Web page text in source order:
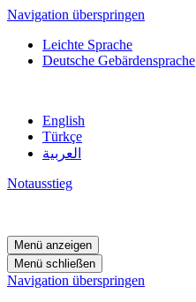
Navigation überspringen
Leichte Sprache
Deutsche Gebärdensprache
English
Türkçe
العربية
Notausstieg
Menü anzeigen
Menü schließen
Navigation überspringen